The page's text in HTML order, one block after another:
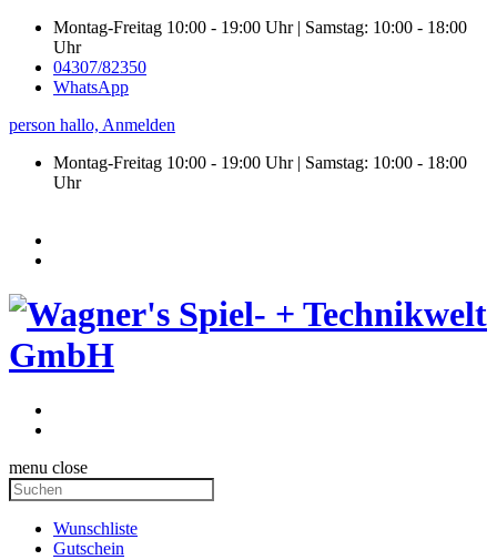
Montag-Freitag 10:00 - 19:00 Uhr | Samstag: 10:00 - 18:00
Uhr
04307/82350
WhatsApp
person hallo, Anmelden
Montag-Freitag 10:00 - 19:00 Uhr | Samstag: 10:00 - 18:00
Uhr
menu close
Wunschliste
Gutschein